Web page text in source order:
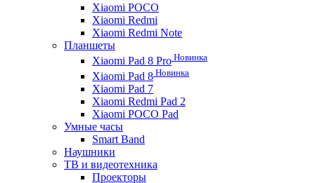
Xiaomi POCO
Xiaomi Redmi
Xiaomi Redmi Note
Планшеты
Xiaomi Pad 8 Pro Новинка
Xiaomi Pad 8 Новинка
Xiaomi Pad 7
Xiaomi Redmi Pad 2
Xiaomi POCO Pad
Умные часы
Smart Band
Наушники
ТВ и видеотехника
Проекторы